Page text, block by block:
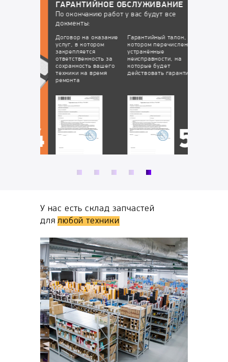
ГАРАНТИЙНОЕ ОБСЛУЖИВАНИЕ
По окончанию работ у вас будут все
докменты:
Договор на оказание
услуг, в котором
закрепляется
ответственность за
сохранность вашего
техники на время
ремонта
Гарантийный талон, в
котором перечислены
устранённые
неисправности, на
которые будет
действовать гарантия
У нас есть склад запчастей
длялюбой техники